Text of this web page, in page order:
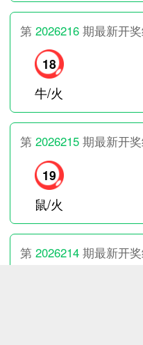
第2026216 期最新开
18
牛/火
第2026215 期最新开
19
鼠/火
第2026214 期最新开